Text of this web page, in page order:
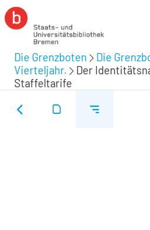
Die Grenzboten Die
Vierteljahr.
Der
Staffeltarife